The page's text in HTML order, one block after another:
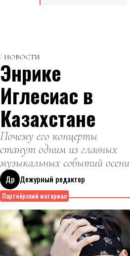
НОВОСТИ
Энрике
Иглесиас в
Казахстане
Почему его концерты
станут одним из главных
музыкальных событий осени
Др Дежурный редактор
10 августа 2026
Партнёрский материал